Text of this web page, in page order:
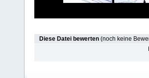
Diese Datei bewerten (noch keine